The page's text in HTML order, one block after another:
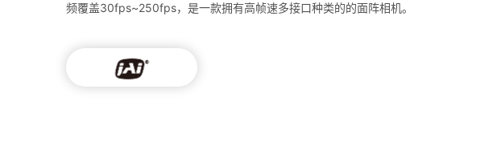
频覆盖30fps~250fps，是一款拥有高帧速多接口种类的的面阵相机。